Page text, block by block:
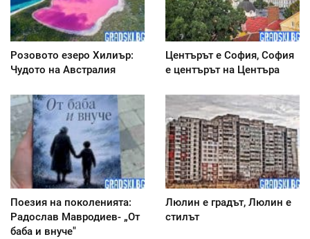
Розовото езеро Хилиър:
Чудото на Австралия
Центърът е София, София
е центърът на Центъра
Поезия на поколенията:
Радослав Мавродиев- „От
баба и внуче"
Люлин е градът, Люлин е
стилът